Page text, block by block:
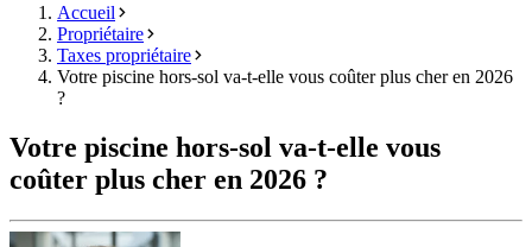
Accueil
Propriétaire
Taxes propriétaire
Votre piscine hors-sol va-t-elle vous coûter plus cher en 2026
?
Votre piscine hors-sol va-t-elle vous
coûter plus cher en 2026 ?